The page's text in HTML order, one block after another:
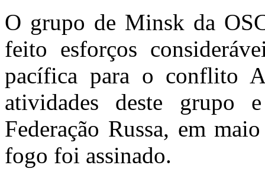
O grupo de Minsk da
feito esforços
pacífica para o conflito
atividades deste grupo
Federação Russa, em
fogo foi assinado.